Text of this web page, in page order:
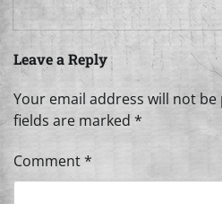
Leave a Reply
Your email address will not be
fields are marked *
Comment*